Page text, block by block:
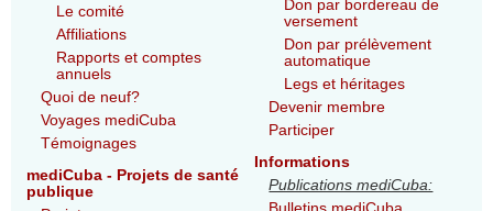
Le comité
Affiliations
Rapports et comptes
annuels
Quoi de neuf?
Voyages mediCuba
Témoignages
mediCuba - Projets de santé
publique
Don par bordereau de
versement
Don par prélèvement
automatique
Legs et héritages
Devenir membre
Participer
Informations
Publications mediCuba: